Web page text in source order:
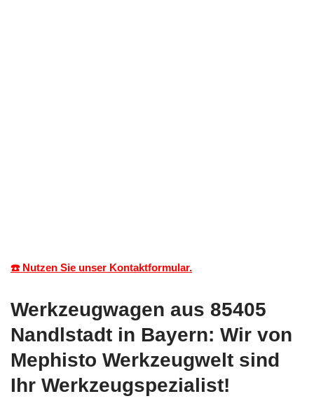
☎️ Nutzen Sie unser Kontaktformular.
Werkzeugwagen aus 85405
Nandlstadt in Bayern: Wir von
Mephisto Werkzeugwelt sind
Ihr Werkzeugspezialist!